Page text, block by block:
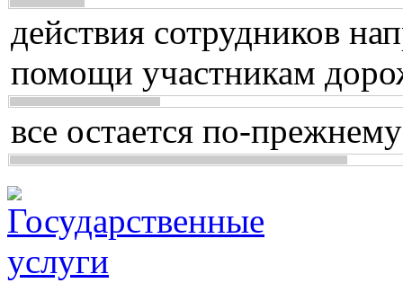
действия сотрудников
помощи участникам
все остается по-